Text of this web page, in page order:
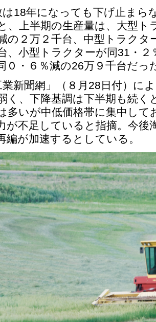
は18年になっても下げ止まら
、上半期の生産量は、大型ト
の２万２千台、中型トラクタ
、小型トラクターが同31・２
０・６％減の26万９千台だっ
業新聞網」（８月28日付）に
く、下降基調は下半期も続く
多いが中低価格帯に集中して
が不足していると指摘。今後
編が加速するとしている。